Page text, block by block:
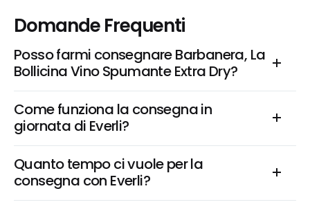
Domande Frequenti
Posso farmi consegnare Barbanera, La
Bollicina Vino Spumante Extra Dry?
Come funziona la consegna in
giornata di Everli?
Quanto tempo ci vuole per la
consegna con Everli?